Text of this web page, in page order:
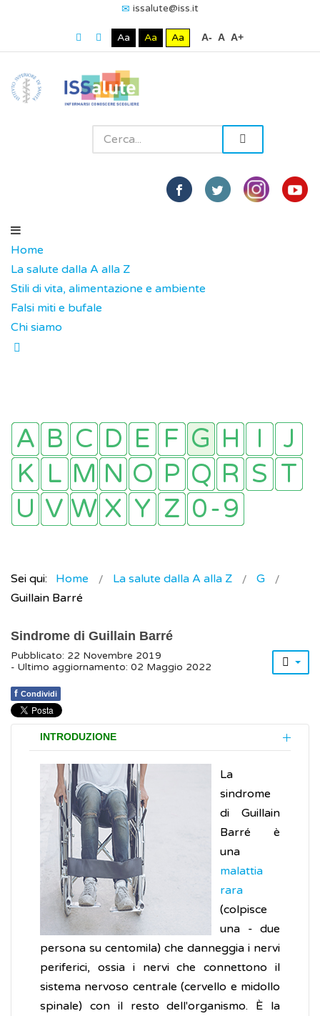
issalute@iss.it
Aa Aa Aa A- A A+
Home
La salute dalla A alla Z
Stili di vita, alimentazione e ambiente
Falsi miti e bufale
Chi siamo
Sei qui: Home La salute dalla A alla Z
G
Guillain Barré
Sindrome di Guillain Barré
Pubblicato: 22 Novembre 2019
- Ultimo aggiornamento: 02 Maggio 2022
f Condividi
INTRODUZIONE
La
sindrome
di Guillain
Barré è
una
malattia
rara
(colpisce
una - due
persona su centomila) che danneggia i nervi
periferici, ossia i nervi che connettono il
sistema nervoso centrale (cervello e midollo
spinale) con il resto dell'organismo. È la